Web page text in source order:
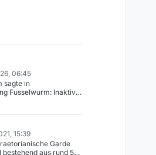
06:45
sagte in
Inaktiv
Das Forum
zuletzt
15:39
Garde
bestehend aus rund 50